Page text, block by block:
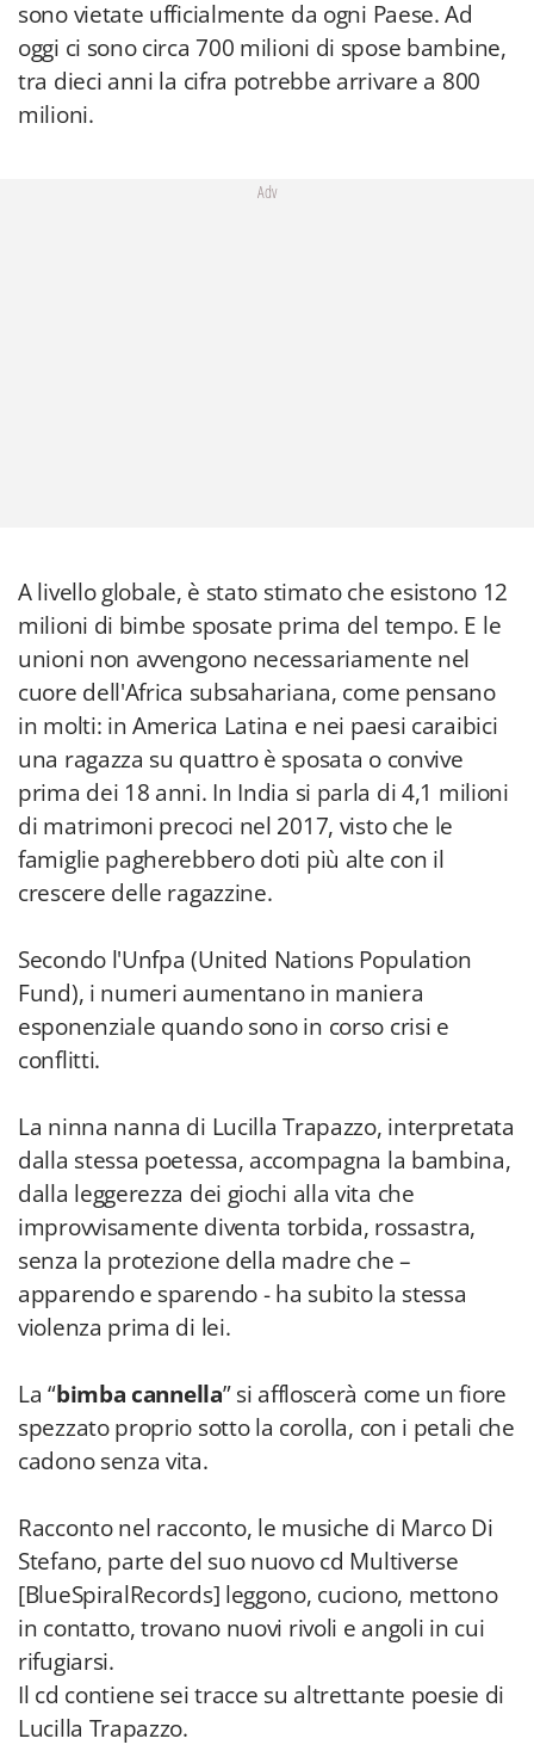
sono vietate ufficialmente da ogni Paese. Ad
oggi ci sono circa 700 milioni di spose bambine,
tra dieci anni la cifra potrebbe arrivare a 800
milioni.
Adv
A livello globale, è stato stimato che esistono 12
milioni di bimbe sposate prima del tempo. E le
unioni non avvengono necessariamente nel
cuore dell'Africa subsahariana, come pensano
in molti: in America Latina e nei paesi caraibici
una ragazza su quattro è sposata o convive
prima dei 18 anni. In India si parla di 4,1 milioni
di matrimoni precoci nel 2017, visto che le
famiglie pagherebbero doti più alte con il
crescere delle ragazzine.
Secondo l'Unfpa (United Nations Population
Fund), i numeri aumentano in maniera
esponenziale quando sono in corso crisi e
conflitti.
La ninna nanna di Lucilla Trapazzo, interpretata
dalla stessa poetessa, accompagna la bambina,
dalla leggerezza dei giochi alla vita che
improvvisamente diventa torbida, rossastra,
senza la protezione della madre che –
apparendo e sparendo - ha subito la stessa
violenza prima di lei.
La “bimba cannella” si affloscerà come un fiore
spezzato proprio sotto la corolla, con i petali che
cadono senza vita.
Racconto nel racconto, le musiche di Marco Di
Stefano, parte del suo nuovo cd Multiverse
[BlueSpiralRecords] leggono, cuciono, mettono
in contatto, trovano nuovi rivoli e angoli in cui
rifugiarsi.
Il cd contiene sei tracce su altrettante poesie di
Lucilla Trapazzo.